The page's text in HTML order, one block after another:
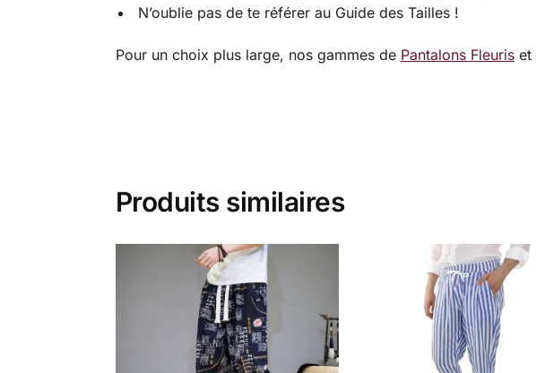
N’oublie pas de te référer au Guide des Tailles !
Pour un choix plus large, nos gammes de Pantalons Fleuriset
Produits similaires